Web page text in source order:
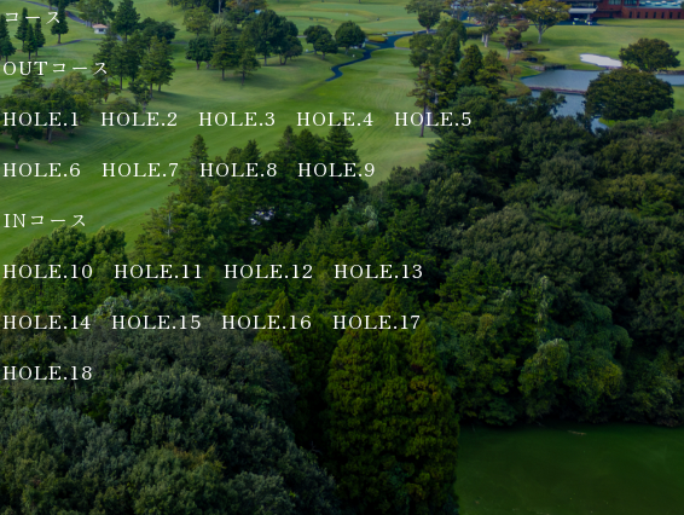
コース
OUTコース
HOLE.1
HOLE.2 HOLE.3 HOLE.4
HOLE.5
HOLE.6
HOLE.7 HOLE.8
HOLE.9
INコース
HOLE.10
HOLE.11 HOLE.12
HOLE.13
HOLE.14
HOLE.15 HOLE.16
HOLE.17
HOLE.18